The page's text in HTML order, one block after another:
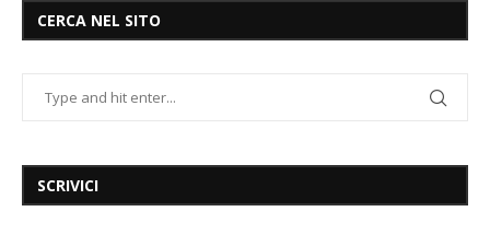
CERCA NEL SITO
SCRIVICI